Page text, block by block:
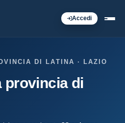
Accedi
DI LATINA · LAZIO
provincia di